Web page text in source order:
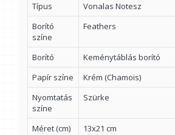
Típus
Vonalas Notesz
Borító
színe
Feathers
Borító
Keménytáblás borító
Papír színe
Krém (Chamois)
Nyomtatás
színe
Szürke
Méret (cm)
13x21 cm